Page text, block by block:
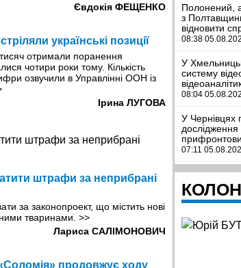
Євдокія ФЕЩЕНКО
українські позиції
отримали поранення
чотири роки тому. Кількість
озвучили в Управлінні ООН iз
Ірина ЛУГОВА
штрафи за неприбрані
за законопроект, що містить нові
тваринами. >>
Лариса САЛІМОНОВИЧ
продовжує ходу
Полонений,
з
відновити
08:38
У
систему
08:04
У Чернівцях
дослідження
07:11
Шокуюча
українців
десятків
Україні -
Китайський
барбекю у